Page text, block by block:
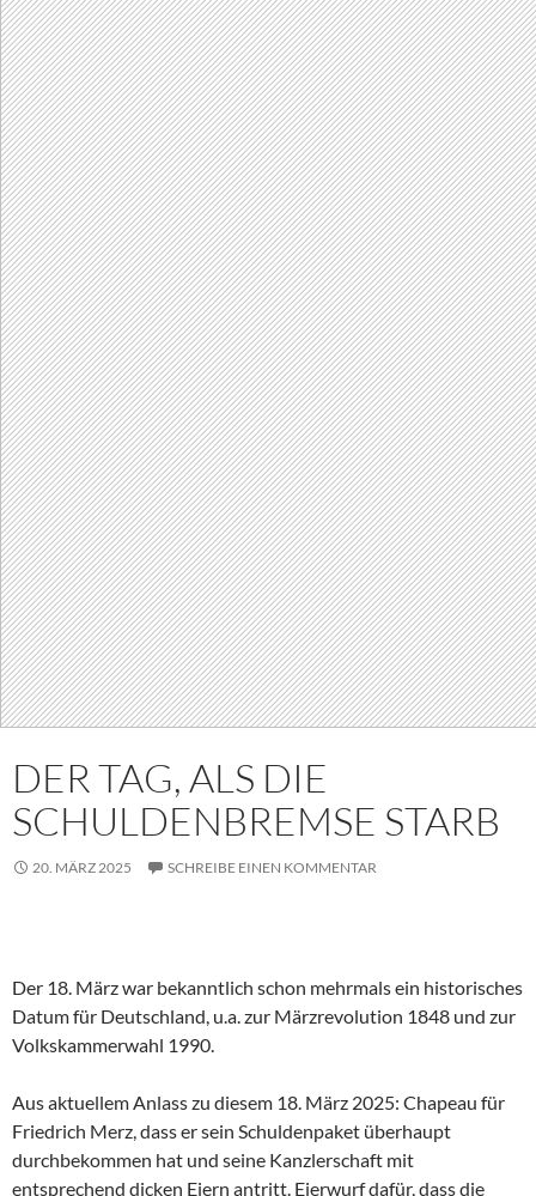
DER TAG, ALS DIE
SCHULDENBREMSE STARB
20. MÄRZ 2025 SCHREIBE EINEN KOMMENTAR
Der 18. März war bekanntlich schon mehrmals ein historisches
Datum für Deutschland, u.a. zur Märzrevolution 1848 und zur
Volkskammerwahl 1990.
Aus aktuellem Anlass zu diesem 18. März 2025: Chapeau für
Friedrich Merz, dass er sein Schuldenpaket überhaupt
durchbekommen hat und seine Kanzlerschaft mit
entsprechend dicken Eiern antritt. Eierwurf dafür, dass die